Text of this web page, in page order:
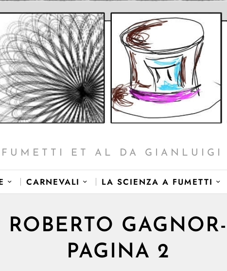
ET AL DA
CARNEVALI LA SCIENZA A FUMETTI
ROBERTO GAGNOR-
PAGINA 2